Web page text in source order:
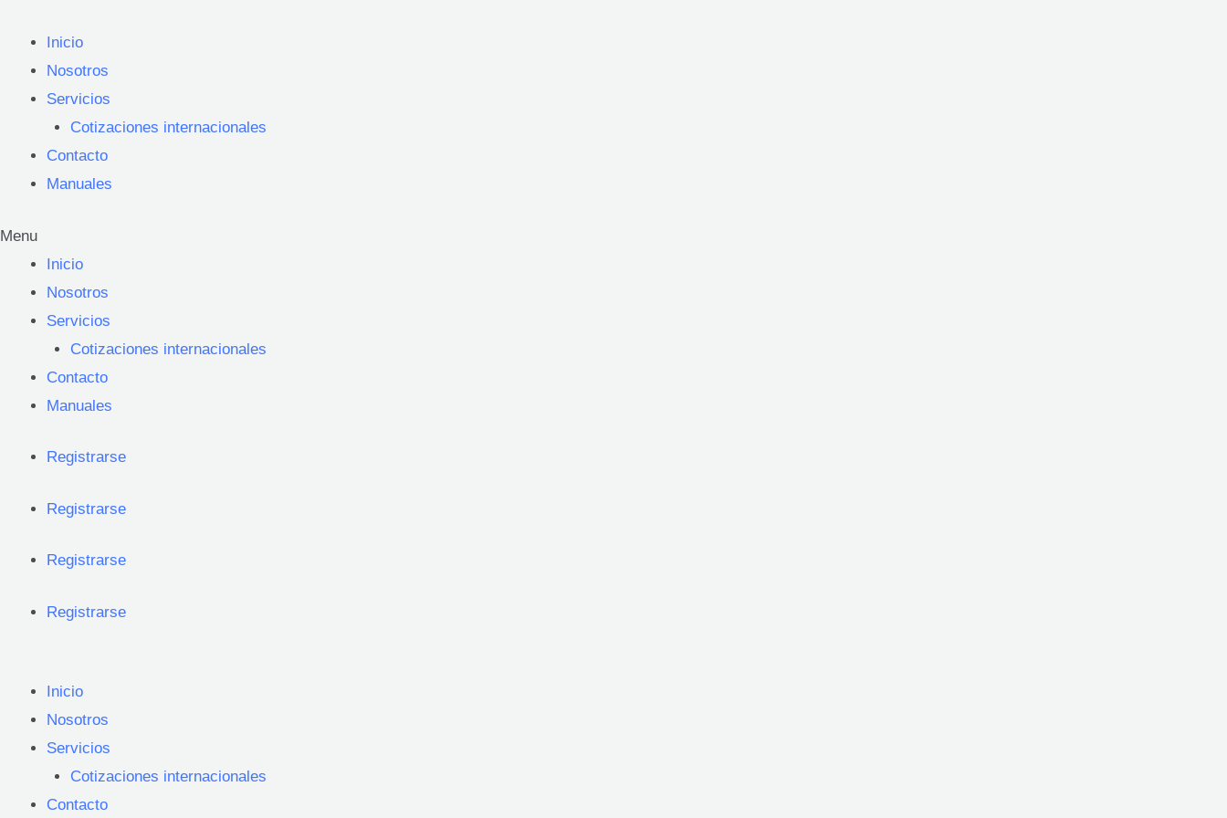
contenido
Inicio
Nosotros
Servicios
Cotizaciones internacionales
Contacto
Manuales
Menu
Inicio
Nosotros
Servicios
Cotizaciones internacionales
Contacto
Manuales
Registrarse
Registrarse
Registrarse
Registrarse
Inicio
Nosotros
Servicios
Cotizaciones internacionales
Contacto